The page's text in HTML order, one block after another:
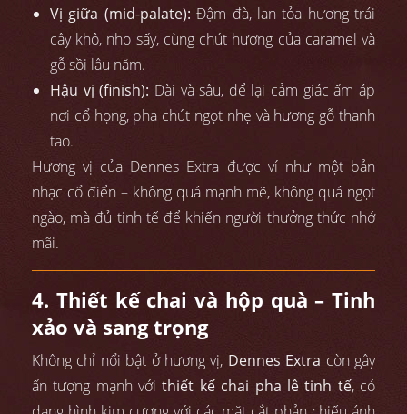
Vị giữa (mid-palate): Đậm đà, lan tỏa hương trái
cây khô, nho sấy, cùng chút hương của caramel và
gỗ sồi lâu năm.
Hậu vị (finish): Dài và sâu, để lại cảm giác ấm áp
nơi cổ họng, pha chút ngọt nhẹ và hương gỗ thanh
tao.
Hương vị của Dennes Extra được ví như một bản
nhạc cổ điển – không quá mạnh mẽ, không quá ngọt
ngào, mà đủ tinh tế để khiến người thưởng thức nhớ
mãi.
4. Thiết kế chai và hộp quà – Tinh
xảo và sang trọng
Không chỉ nổi bật ở hương vị, Dennes Extra còn gây
ấn tượng mạnh vớithiết kế chai pha lê tinh tế, có